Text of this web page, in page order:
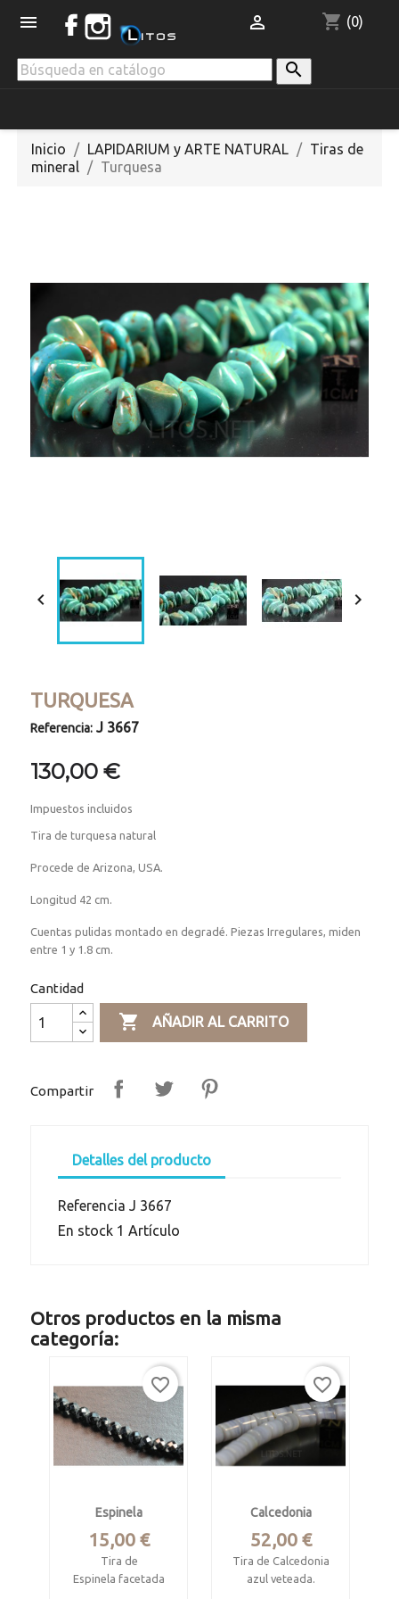
 shopping_cart (0)


Inicio LAPIDARIUM y ARTE NATURAL
Tiras de
mineral
Turquesa
 
TURQUESA
Referencia: J 3667
130,00 €
Impuestos incluidos
Tira de turquesa natural
Procede de Arizona, USA.
Longitud 42 cm.
Cuentas pulidas montado en degradé. Piezas Irregulares, miden
entre 1 y 1.8 cm.
Cantidad
 AÑADIR AL CARRITO
Compartir
Detalles del producto
Referencia J 3667
En stock 1 Artículo
Otros productos en la misma
categoría:
Espinela
Precio
15,00 €
Tira de
Espinela facetada
favorite_border
Calcedonia
Precio
52,00 €
Tira de Calcedonia
azul veteada.
favorite_border